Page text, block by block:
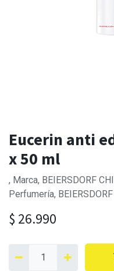
Eucerin anti
x 50 ml
, Marca, BEIERSDORF
Perfumería,
$ 26.990